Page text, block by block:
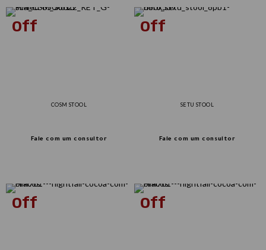
COSM STOOL
Fale com um consultor
SETU STOOL
Fale com um consultor